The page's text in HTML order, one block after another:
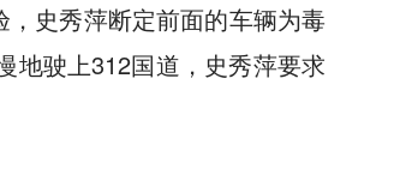
史秀萍断定前面的车辆为毒
地驶上312国道，史秀萍要求